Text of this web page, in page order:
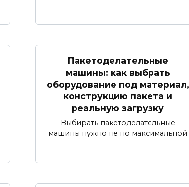
Пакетоделательные
машины: как выбрать
оборудование под материал,
конструкцию пакета и
реальную загрузку
Выбирать пакетоделательные
машины нужно не по максимальной